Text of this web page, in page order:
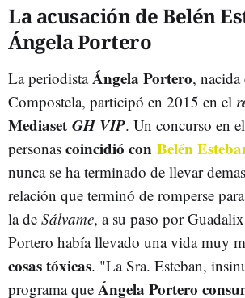
La acusación de Belén
Ángela Portero
La periodistaÁngela Portero,
Compostela, participó en 2015 en el r
Mediaset GH VIP. Un concurso en
personas coincidió con Belén
nunca se ha terminado de llevar
relación que terminó de romperse
la de Sálvame, a su paso por
Portero había llevado una vida muy
cosas tóxicas. "La Sra. Esteban,
programa que Ángela Portero